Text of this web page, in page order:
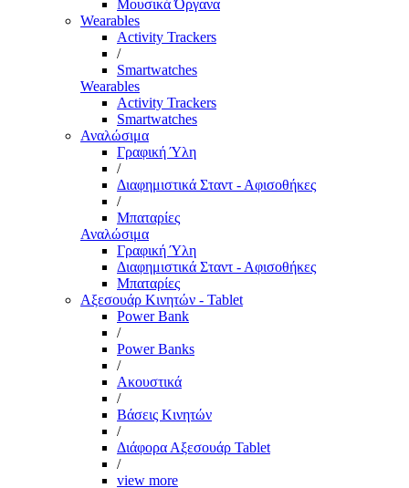
Μουσικά Όργανα
Wearables
Activity Trackers
/
Smartwatches
Wearables
Activity Trackers
Smartwatches
Αναλώσιμα
Γραφική Ύλη
/
Διαφημιστικά Σταντ - Αφισοθήκες
/
Μπαταρίες
Αναλώσιμα
Γραφική Ύλη
Διαφημιστικά Σταντ - Αφισοθήκες
Μπαταρίες
Αξεσουάρ Κινητών - Tablet
Power Bank
/
Power Banks
/
Ακουστικά
/
Βάσεις Κινητών
/
Διάφορα Αξεσουάρ Tablet
/
view more